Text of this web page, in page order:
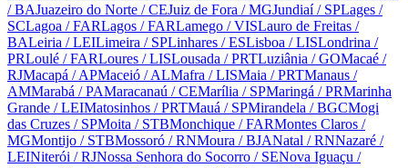
/ BAJuazeiro do Norte / CEJuiz de Fora / MGJundiaí/ SPLages /
SCLagoa / FARLagos / FARLamego / VISLauro de Freitas /
BALeiria / LEILimeira / SPLinhares / ESLisboa / LISLondrina /
PRLoulé / FARLoures / LISLousada / PRTLuziânia / GOMacaé /
RJMacapá / APMaceió / ALMafra / LISMaia / PRTManaus /
AMMarabá / PAMaracanaú / CEMarília / SPMaringá / PRMarinha
Grande / LEIMatosinhos / PRTMauá / SPMirandela / BGCMogi
das Cruzes / SPMoita / STBMonchique / FARMontes Claros /
MGMontijo / STBMossoró / RNMoura / BJANatal / RNNazaré /
LEINiterói / RJNossa Senhora do Socorro / SENova Iguaçu /